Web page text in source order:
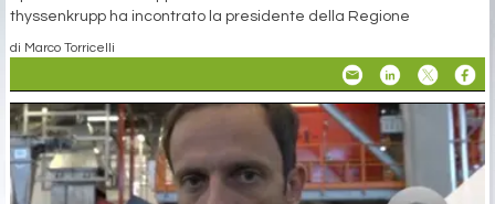
thyssenkrupp ha incontrato la presidente della Regione
di Marco Torricelli